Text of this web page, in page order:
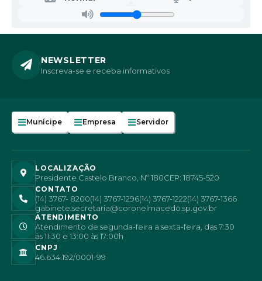
NEWSLETTER
Inscreva-se e receba informativos
Munícipe Empresa Servidor
LOCALIZAÇÃO
Presidente Castelo Branco, Nº 180CEP: 18745-520
CONTATO
(14) 3767- 8200(14) 3767-1296(14) 3767-1222(14) 3767-1366
gabinete.secretaria@coronelmacedo.sp.gov.br
ATENDIMENTO
Atendimento de segunda-feira a sexta-feira, das 7:30
às 11:30 e 13:00 às 17:00h
CNPJ
46.634.192/0001-99